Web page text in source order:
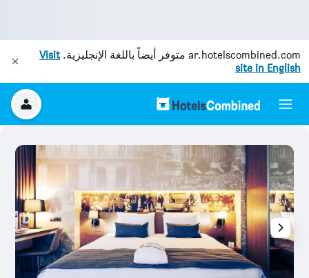
ar.hotelscombined.com متوفر أيضاً باللغة الإنجليزية.Visit
site in English